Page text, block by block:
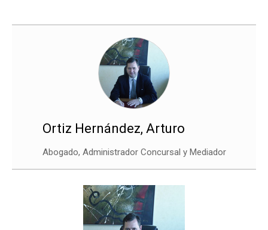
Ortiz Hernández, Arturo
Abogado, Administrador Concursal y Mediador